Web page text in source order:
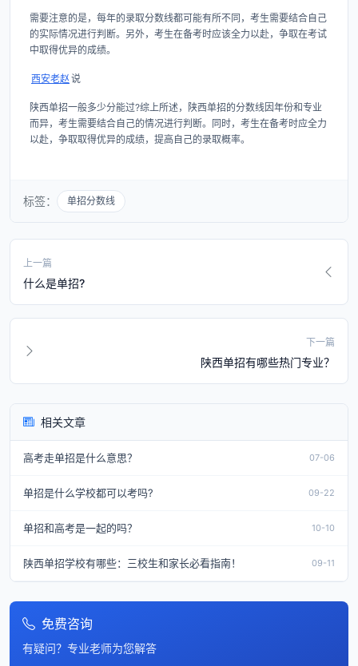
需要注意的是，每年的录取分数线都可能有所不同，考生需要结合自己
的实际情况进行判断。另外，考生在备考时应该全力以赴，争取在考试
中取得优异的成绩。
西安老赵 说
陕西单招一般多少分能过?综上所述，陕西单招的分数线因年份和专业
而异，考生需要结合自己的情况进行判断。同时，考生在备考时应全力
以赴，争取取得优异的成绩，提高自己的录取概率。
标签： 单招分数线
上一篇
什么是单招?
下一篇
陕西单招有哪些热门专业？
相关文章
高考走单招是什么意思？ 07-06
单招是什么学校都可以考吗? 09-22
单招和高考是一起的吗？ 10-10
陕西单招学校有哪些：三校生和家长必看指南！ 09-11
免费咨询
有疑问？专业老师为您解答